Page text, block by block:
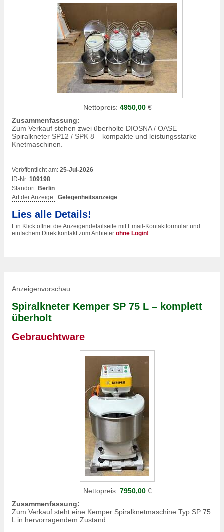
Nettopreis: 4950,00€
Zusammenfassung:
Zum Verkauf stehen zwei überholte DIOSNA / OASE
Spiralkneter SP12 / SPK 8 – kompakte und leistungsstarke
Knetmaschinen.
Veröffentlicht am: 25-Jul-2026
ID-Nr: 109198
Standort: Berlin
Art der Anzeige:: Gelegenheitsanzeige
Lies alle Details!
Ein Klick öffnet die Anzeigendetailseite mit Email-Kontaktformular und
einfachem Direktkontakt zum Anbieter ohne Login!
Anzeigenvorschau:
Spiralkneter Kemper SP 75 L – komplett
überholt
Gebrauchtware
Nettopreis: 7950,00€
Zusammenfassung:
Zum Verkauf steht eine Kemper Spiralknetmaschine Typ SP 75
L in hervorragendem Zustand.